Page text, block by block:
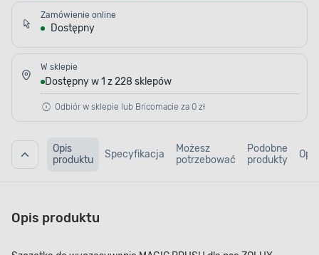
Zamówienie online
Dostępny
W sklepie
Dostępny w 1 z 228 sklepów
Odbiór w sklepie lub Bricomacie za 0 zł
Opis
produktu
Specyfikacja
Możesz
potrzebować
Podobne
produkty
Opis produktu